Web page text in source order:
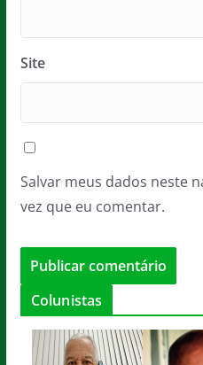
Site
Salvar meus dados neste
vez que eu comentar.
Colunistas